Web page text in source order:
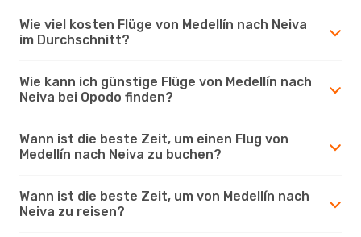
Wie viel kosten Flüge von Medellín nach Neiva
im Durchschnitt?
Wie kann ich günstige Flüge von Medellín nach
Neiva bei Opodo finden?
Wann ist die beste Zeit, um einen Flug von
Medellín nach Neiva zu buchen?
Wann ist die beste Zeit, um von Medellín nach
Neiva zu reisen?